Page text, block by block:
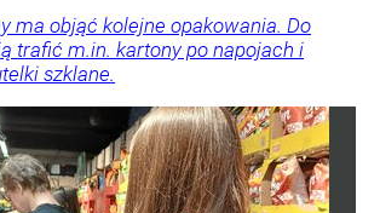
ma objąć kolejne opakowania. Do
trafić m.in. kartony po napojach i
szklane.